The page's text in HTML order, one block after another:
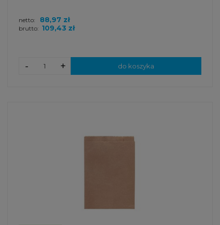
brutto: 109,43 zł
netto: 88,97 zł
+
- do koszyka